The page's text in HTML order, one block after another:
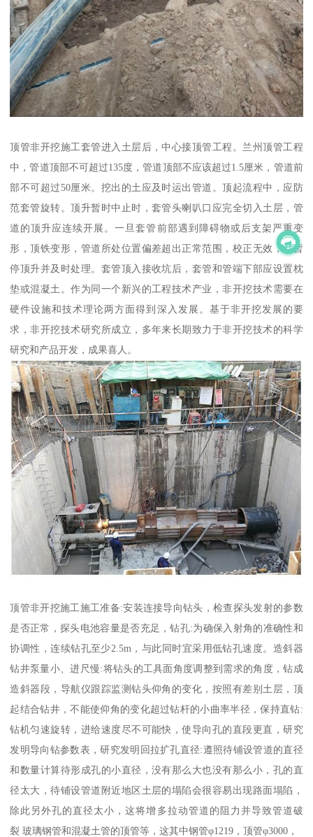
顶管非开挖施工套管进入土层后，中心接顶管工程。兰州顶管工程
中，管道顶部不可超过135度，管道顶部不应该超过1.5厘米，管道前
部不可超过50厘米。挖出的土应及时运出管道。顶起流程中，应防
范套管旋转。顶升暂时中止时，套管头喇叭口应完全切入土层，管
道的顶升应连续开展。一旦套管前部遇到障碍物或后支架严重变
形，顶铁变形，管道所处位置偏差超出正常范围，校正无效，应暂
停顶升并及时处理。套管顶入接收坑后，套管和管端下部应设置枕
垫或混凝土。作为同一个新兴的工程技术产业，非开挖技术需要在
硬件设施和技术理论两方面得到深入发展。基于非开挖发展的要
求，非开挖技术研究所成立，多年来长期致力于非开挖技术的科学
研究和产品开发，成果喜人。
顶管非开挖施工施工准备:安装连接导向钻头，检查探头发射的参数
是否正常，探头电池容量是否充足，钻孔:为确保入射角的准确性和
协调性，连续钻孔至少2.5m，与此同时宜采用低钻孔速度。造斜器
钻井泵量小、进尺慢:将钻头的工具面角度调整到需求的角度，钻成
造斜器段，导航仪跟踪监测钻头仰角的变化，按照有差别土层，顶
起结合钻井，不能使仰角的变化超过钻杆的小曲率半径，保持直钻:
钻机匀速旋转，进给速度尽不可能快，使导向孔的直段更直，研究
发明导向钻参数表，研究发明回拉扩孔直径:遵照待铺设管道的直径
和数量计算待形成孔的小直径，没有那么大也没有那么小，孔的直
径太大，待铺设管道附近地区土层的塌陷会很容易出现路面塌陷，
除此另外孔的直径太小，这将增多拉动管道的阻力并导致管道破
裂 玻璃钢管和混凝土管的顶管等，这其中钢管φ1219，顶管φ3000，